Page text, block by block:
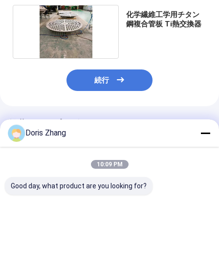
化学繊維工学用チタン
鋼複合管板 Ti熱交換器
続行
推薦されたプロダクト
Doris Zhang
10:09 PM
Good day, what product are you looking for?